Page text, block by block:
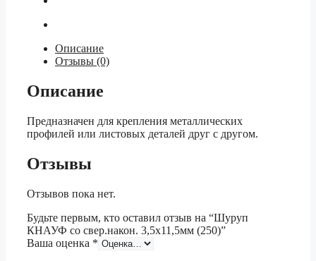
Описание
Отзывы (0)
Описание
Предназначен для крепления металлических
профилей или листовых деталей друг с другом.
Отзывы
Отзывов пока нет.
Будьте первым, кто оставил отзыв на “Шуруп
КНАУФ со свер.након. 3,5х11,5мм (250)”
Ваша оценка *